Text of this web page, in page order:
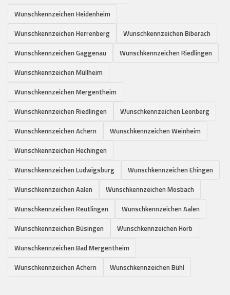
Wunschkennzeichen Heidenheim
Wunschkennzeichen Herrenberg
Wunschkennzeichen Biberach
Wunschkennzeichen Gaggenau
Wunschkennzeichen Riedlingen
Wunschkennzeichen Müllheim
Wunschkennzeichen Mergentheim
Wunschkennzeichen Riedlingen
Wunschkennzeichen Leonberg
Wunschkennzeichen Achern
Wunschkennzeichen Weinheim
Wunschkennzeichen Hechingen
Wunschkennzeichen Ludwigsburg
Wunschkennzeichen Ehingen
Wunschkennzeichen Aalen
Wunschkennzeichen Mosbach
Wunschkennzeichen Reutlingen
Wunschkennzeichen Aalen
Wunschkennzeichen Büsingen
Wunschkennzeichen Horb
Wunschkennzeichen Bad Mergentheim
Wunschkennzeichen Achern
Wunschkennzeichen Bühl